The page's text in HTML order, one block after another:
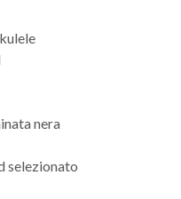
nera
selezionato